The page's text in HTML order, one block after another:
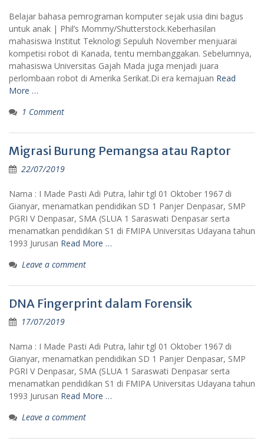
Belajar bahasa pemrograman komputer sejak usia dini bagus
untuk anak | Phil’s Mommy/Shutterstock.Keberhasilan
mahasiswa Institut Teknologi Sepuluh November menjuarai
kompetisi robot di Kanada, tentu membanggakan. Sebelumnya,
mahasiswa Universitas Gajah Mada juga menjadi juara
perlombaan robot di Amerika Serikat.Di era kemajuan Read
More …
1 Comment
Migrasi Burung Pemangsa atau Raptor
22/07/2019
Nama : I Made Pasti Adi Putra, lahir tgl 01 Oktober 1967 di
Gianyar, menamatkan pendidikan SD 1 Panjer Denpasar, SMP
PGRI V Denpasar, SMA (SLUA 1 Saraswati Denpasar serta
menamatkan pendidikan S1 di FMIPA Universitas Udayana tahun
1993 Jurusan Read More …
Leave a comment
DNA Fingerprint dalam Forensik
17/07/2019
Nama : I Made Pasti Adi Putra, lahir tgl 01 Oktober 1967 di
Gianyar, menamatkan pendidikan SD 1 Panjer Denpasar, SMP
PGRI V Denpasar, SMA (SLUA 1 Saraswati Denpasar serta
menamatkan pendidikan S1 di FMIPA Universitas Udayana tahun
1993 Jurusan Read More …
Leave a comment